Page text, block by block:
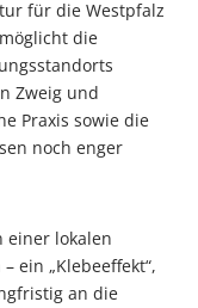
für die Westpfalz
die
Zweig und
Praxis sowie die
noch enger
einer lokalen
ein „Klebeeffekt“,
an die